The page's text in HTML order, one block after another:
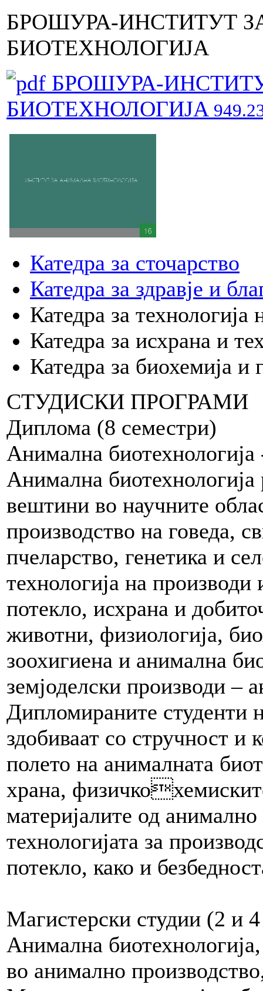
БРОШУРА-ИНСТИТУТ
БИОТЕХНОЛОГИЈА
БРОШУРА-
БИОТЕХНОЛОГИЈА
Катедра за сточарство
Катедра за здравје и
Катедра за
Катедра за исхрана и
Катедра за биохемија и
СТУДИСКИ ПРОГРАМИ
Диплома (8 семестри)
Анимална
Анимална
вештини во научните
производство на говеда,
пчеларство, генетика и
технологија на
потекло, исхрана и
животни, физиологија,
зоохигиена и анимална
земјоделски производи –
Дипломираните студенти
здобиваат со стручност и
полето на анималната
храна,
материјалите од
технологијата за
потекло, како и
Магистерски студии (2 и
Анимална
во анимално